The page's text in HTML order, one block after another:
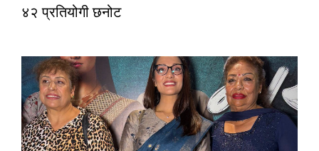
४२ प्रतियोगी छनोट